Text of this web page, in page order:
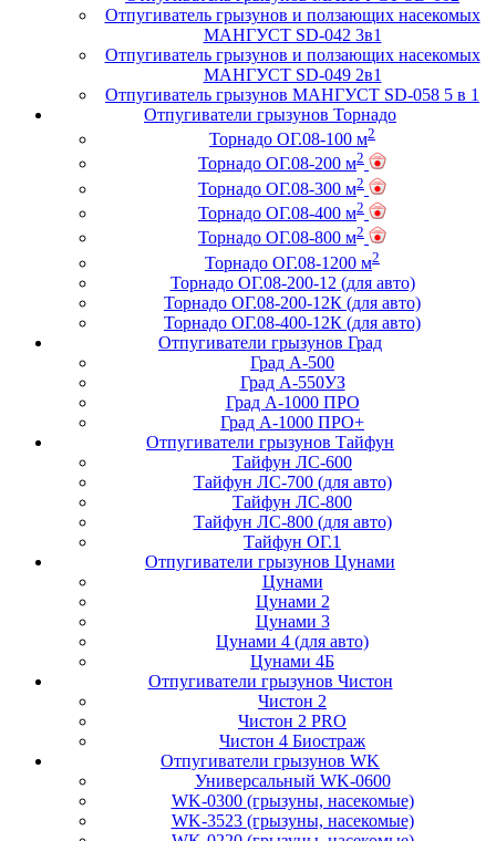
Отпугиватель грызунов и ползающих насекомых
МАНГУСТ SD-042 3в1
Отпугиватель грызунов и ползающих насекомых
МАНГУСТ SD-049 2в1
Отпугиватель грызунов МАНГУСТ SD-058 5 в 1
Отпугиватели грызунов Торнадо
Торнадо ОГ.08-100 м2
Торнадо ОГ.08-200 м2
Торнадо ОГ.08-300 м2
Торнадо ОГ.08-400 м2
Торнадо ОГ.08-800 м2
Торнадо ОГ.08-1200 м2
Торнадо ОГ.08-200-12 (для авто)
Торнадо ОГ.08-200-12К (для авто)
Торнадо ОГ.08-400-12К (для авто)
Отпугиватели грызунов Град
Град А-500
Град А-550УЗ
Град А-1000 ПРО
Град А-1000 ПРО+
Отпугиватели грызунов Тайфун
Тайфун ЛС-600
Тайфун ЛС-700 (для авто)
Тайфун ЛС-800
Тайфун ЛС-800 (для авто)
Тайфун ОГ.1
Отпугиватели грызунов Цунами
Цунами
Цунами 2
Цунами 3
Цунами 4 (для авто)
Цунами 4Б
Отпугиватели грызунов Чистон
Чистон 2
Чистон 2 PRO
Чистон 4 Биостраж
Отпугиватели грызунов WK
Универсальный WK-0600
WK-0300 (грызуны, насекомые)
WK-3523 (грызуны, насекомые)